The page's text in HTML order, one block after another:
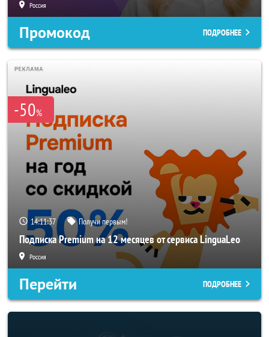
Россия
Промокод ПОДРОБНЕЕ
-50%
14:11:37 Получи первым!
Подписка Premium на 12 месяцев от сервиса LinguaLeo
Россия
Перейти ПОДРОБНЕЕ